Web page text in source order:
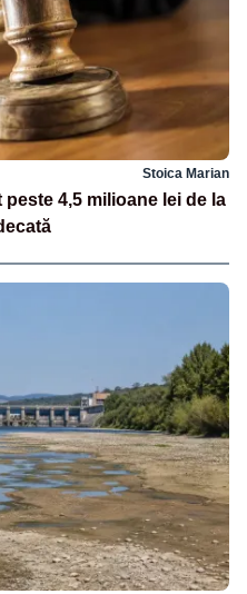
Stoica Marian
4,5 milioane lei de la